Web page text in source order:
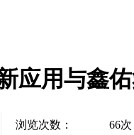
应用与鑫
浏览次数： 66次